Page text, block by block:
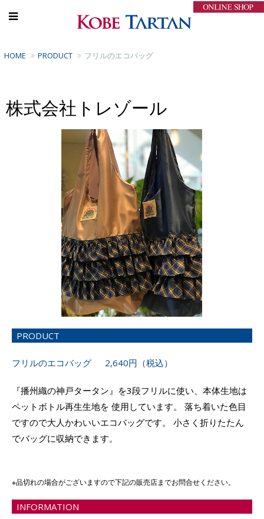
HOME PRODUCT フリルのエコバッグ
株式会社トレゾール
PRODUCT
フリルのエコバッグ 2,640円（税込）
『播州織の神戸タータン』を3段フリルに使い、本体生地は
ペットボトル再生生地を 使用しています。 落ち着いた色目
ですので大人かわいいエコバッグです。 小さく折りたたん
でバッグに収納できます。
※品切れの場合がございますので下記の販売店までお問合せください。
INFORMATION